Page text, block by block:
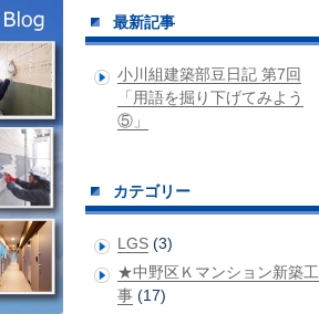
ものづくり日誌
最新記事
小川組建築部豆日記 第7回
「用語を掘り下げてみよう
⑤」
カテゴリー
LGS (3)
★中野区Ｋマンション新築工
事 (17)